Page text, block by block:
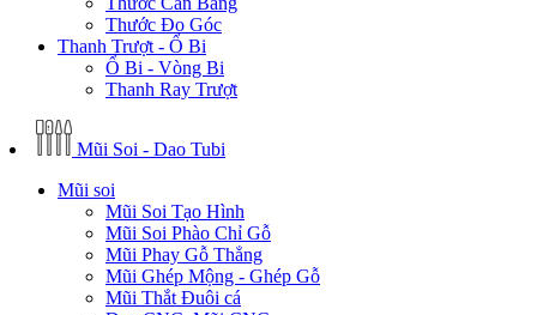
Thước Đo Góc
Thanh Trượt - Ổ Bi
Ổ Bi - Vòng Bi
Thanh Ray Trượt
Mũi Soi - Dao Tubi
Mũi soi
Mũi Soi Tạo Hình
Mũi Soi Phào Chỉ Gỗ
Mũi Phay Gỗ Thẳng
Mũi Ghép Mộng - Ghép Gỗ
Mũi Thắt Đuôi cá